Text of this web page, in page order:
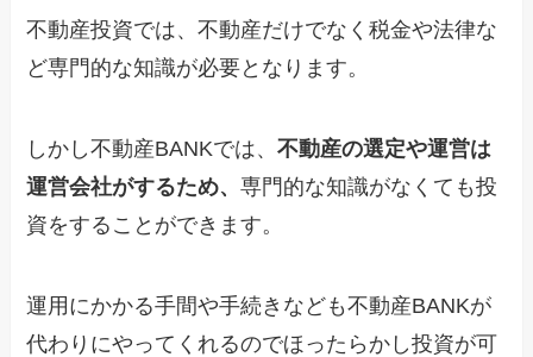
不動産投資では、不動産だけでなく税金や法律な
ど専門的な知識が必要となります。
しかし不動産BANKでは、不動産の選定や運営は
運営会社がするため、専門的な知識がなくても投
資をすることができます。
運用にかかる手間や手続きなども不動産BANKが
代わりにやってくれるのでほったらかし投資が可